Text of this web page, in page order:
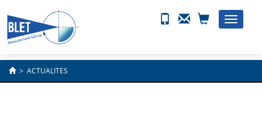
Toggle
> ACTUALITES